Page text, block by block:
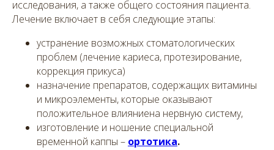
исследования, а также общего состояния пациента.
Лечение включает в себя следующие этапы:
устранение возможных стоматологических
проблем (лечение кариеса, протезирование,
коррекция прикуса)
назначение препаратов, содержащих витамины
и микроэлементы, которые оказывают
положительное влияниена нервную систему,
изготовление и ношение специальной
временной каппы – ортотика.